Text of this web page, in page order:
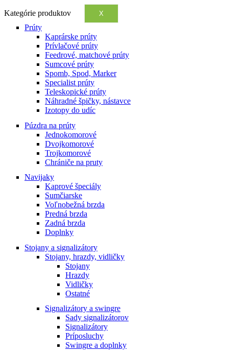
Kategórie produktov X
Prúty
Kaprárske prúty
Prívlačové prúty
Feedrové, matchové prúty
Sumcové prúty
Spomb, Spod, Marker
Specialist prúty
Teleskopické prúty
Náhradné špičky, nástavce
Izotopy do udíc
Púzdra na prúty
Jednokomorové
Dvojkomorové
Trojkomorové
Chrániče na pruty
Navijaky
Kaprové špeciály
Sumčiarske
Voľnobežná brzda
Predná brzda
Zadná brzda
Doplnky
Stojany a signalizátory
Stojany, hrazdy, vidličky
Stojany
Hrazdy
Vidličky
Ostatné
Signalizátory a swingre
Sady signalizátorov
Signalizátory
Príposluchy
Swingre a doplnky